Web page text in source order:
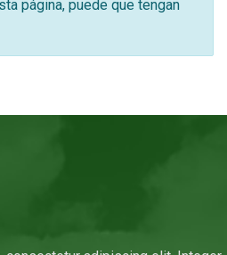
página, puede que tengan